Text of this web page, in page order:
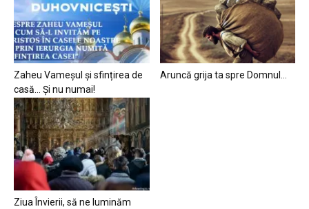
Zaheu Vameșul și sfințirea de
casă… Și nu numai!
Aruncă grija ta spre Domnul…
Ziua Învierii, să ne luminăm